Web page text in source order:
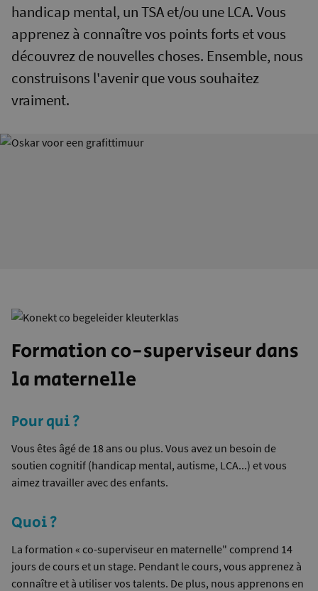
handicap mental, un TSA et/ou une LCA. Vous
apprenez à connaître vos points forts et vous
découvrez de nouvelles choses. Ensemble, nous
construisons l'avenir que vous souhaitez
vraiment.
Formation co-superviseur dans
la maternelle
Pour qui ?
Vous êtes âgé de 18 ans ou plus. Vous avez un besoin de
soutien cognitif (handicap mental, autisme, LCA...) et vous
aimez travailler avec des enfants.
Quoi ?
La formation « co-superviseur en maternelle" comprend 14
jours de cours et un stage. Pendant le cours, vous apprenez à
connaître et à utiliser vos talents. De plus, nous apprenons en